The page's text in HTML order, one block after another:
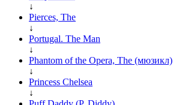
↓
Pierces, The
↓
Portugal. The Man
↓
Phantom of the Opera, The (мюзикл)
↓
Princess Chelsea
↓